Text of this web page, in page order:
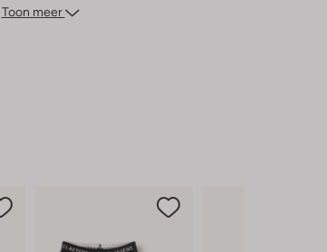
een feestje en passen perfect bij de
Toon meer